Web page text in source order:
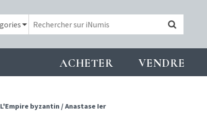
ACHETER VENDRE
L'Empire byzantin /Anastase Ier